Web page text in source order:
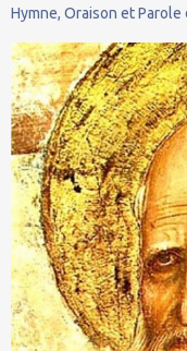
Hymne, Oraison et Parole